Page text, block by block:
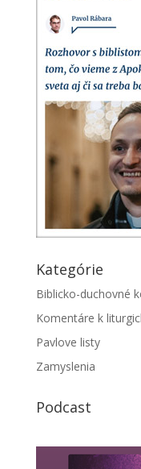
Kategórie
Biblicko-duchovné
Komentáre k
Pavlove listy
Zamyslenia
Podcast